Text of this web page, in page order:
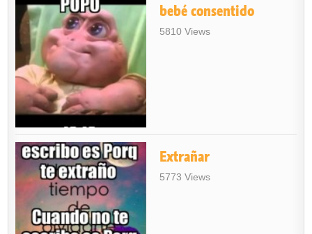
bebé consentido
5810 Views
Extrañar
5773 Views